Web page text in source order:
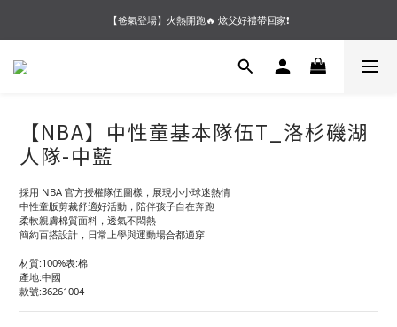
【夏末OUTLET】專區全面5折起❗超值入手就趁現在🔥
【爸氣登場】火熱開跑🔥 炫父好禮帶回家❗
【會員好禮】加入會員送$200購物金❗多重好禮等你加入領取 ❗
【NBA】中性童基本隊伍T_洛杉磯湖
人隊-中藍
採用 NBA 官方授權隊伍圖樣，展現小小球迷熱情
中性童版剪裁舒適好活動，陪伴孩子自在奔跑
柔軟親膚棉質面料，透氣不悶熱
簡約百搭設計，日常上學與運動場合都適穿
材質:100%表:棉
產地:中國
款號:36261004